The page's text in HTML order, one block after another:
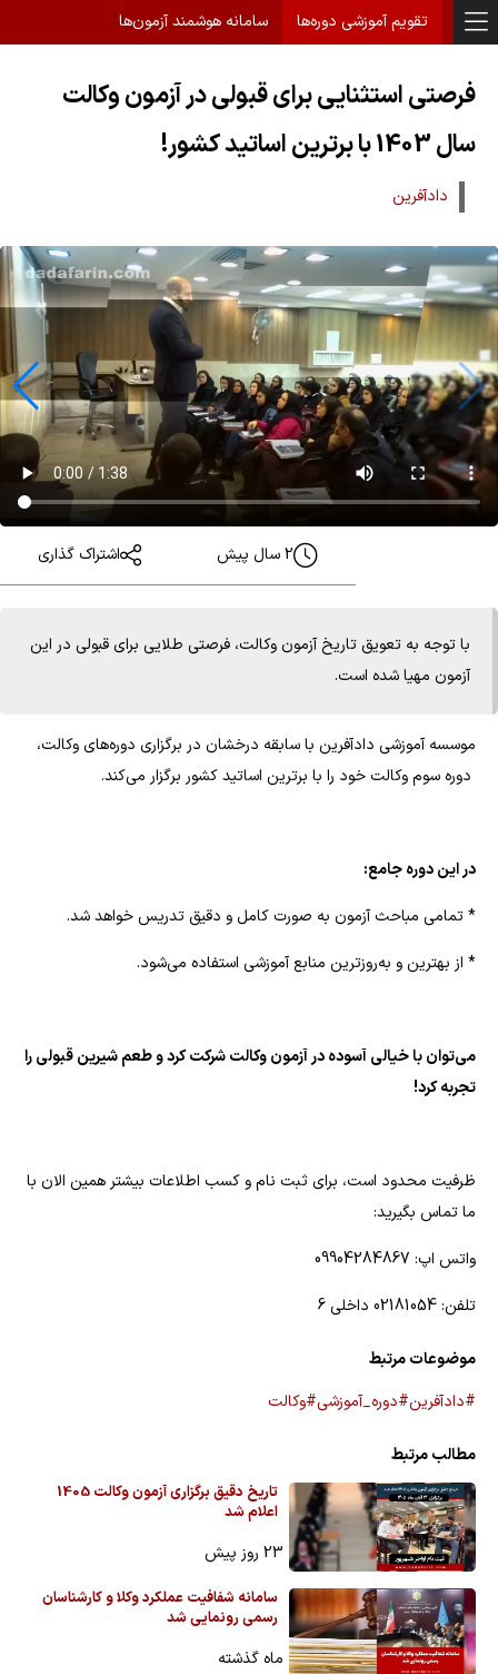
تقویم آموزشی دوره‌ها سامانه هوشمند آزمون‌ها
فرصتی استثنایی برای قبولی در آزمون وکالت
سال 1403 با برترین اساتید کشور!
دادآفرین
2 سال پیش اشتراک گذاری
با توجه به تعویق تاریخ آزمون وکالت، فرصتی طلایی برای قبولی در این
آزمون مهیا شده است.
موسسه آموزشی دادآفرین با سابقه درخشان در برگزاری دوره‌های وکالت،
دوره سوم وکالت خود را با برترین اساتید کشور برگزار می‌کند.
در این دوره جامع:
* تمامی مباحث آزمون به صورت کامل و دقیق تدریس خواهد شد.
* از بهترین و به‌روزترین منابع آموزشی استفاده می‌شود.
می‌توان با خیالی آسوده در آزمون وکالت شرکت کرد و طعم شیرین قبولی را
تجربه کرد!
ظرفیت محدود است، برای ثبت نام و کسب اطلاعات بیشتر همین الان با
ما تماس بگیرید:
واتس اپ: 09904284867
تلفن: 02181054 داخلی 6
موضوعات مرتبط
#دادآفرین#دوره_آموزشی#وکالت
مطالب مرتبط
تاریخ دقیق برگزاری آزمون وکالت 1405
اعلام شد
23 روز پیش
سامانه شفافیت عملکرد وکلا و کارشناسان
رسمی رونمایی شد
ماه گذشته